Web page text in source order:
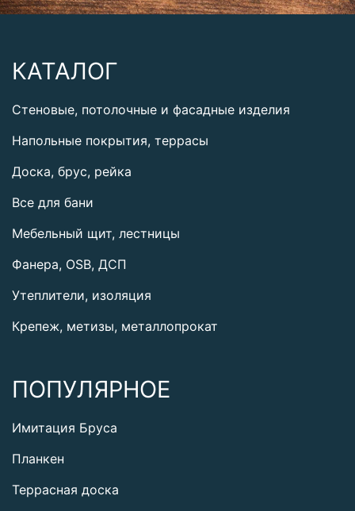
КАТАЛОГ
Стеновые, потолочные и фасадные изделия
Напольные покрытия, террасы
Доска, брус, рейка
Все для бани
Мебельный щит, лестницы
Фанера, OSB, ДСП
Утеплители, изоляция
Крепеж, метизы, металлопрокат
ПОПУЛЯРНОЕ
Имитация Бруса
Планкен
Террасная доска